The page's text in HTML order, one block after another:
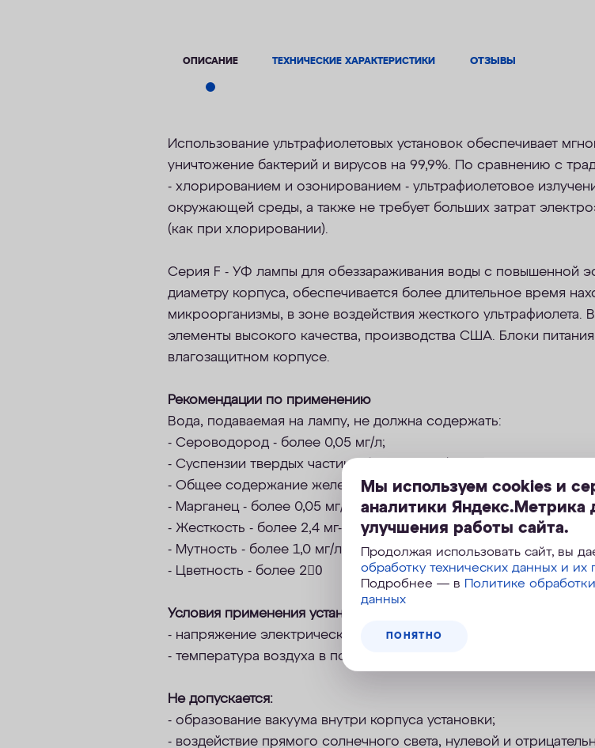
ОПИСАНИЕ ТЕХНИЧЕСКИЕ ХАРАКТЕРИСТИКИ ОТЗЫВЫ
Использование ультрафиолетовых установок обеспечивает
уничтожение бактерий и вирусов на 99,9%. По сравнению с
- хлорированием и озонированием - ультрафиолетовое
окружающей среды, а также не требует больших затрат
(как при хлорировании).
Серия F - УФ лампы для обеззараживания воды с повышенной
диаметру корпуса, обеспечивается более длительное время
микроорганизмы, в зоне воздействия жесткого
элементы высокого качества, производства США. Блоки
влагозащитном корпусе.
Рекомендации по применению
Вода, подаваемая на лампу, не должна содержать:
- Сероводород - более 0,05 мг/л;
- Суспензии твердых частиц - более 1,0 мг/л
- Общее содержание железа - более 0,3 мг/л;
- Марганец - более 0,05 мг/л
- Жесткость - более 2,4 мг-экв/л;
- Мутность - более 1,0 мг/л;
- Цветность - более 20ْ
Условия применения установки:
- напряжение электрической сети - 220 ±10%В, 50 Гц, сила тока -
- температура воздуха в помещении - 5-35°С, влажность - не
Не допускается:
- образование вакуума внутри корпуса установки;
- воздействие прямого солнечного света, нулевой и
Мы используем cookies и
аналитики Яндекс.Метрика
улучшения работы сайта.
Продолжая использовать сайт, вы
обработку технических данных и их
Подробнее — в
Политике
данных
ПОНЯТНО